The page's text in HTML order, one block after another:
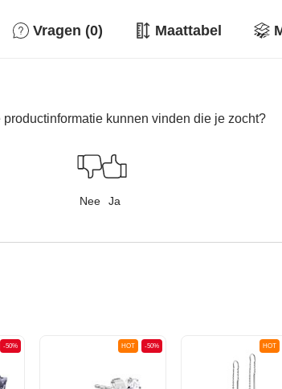
Vragen (0) Maattabel
productinformatie kunnen vinden die je zocht?
Nee Ja
-50% -50%
HOT HOT